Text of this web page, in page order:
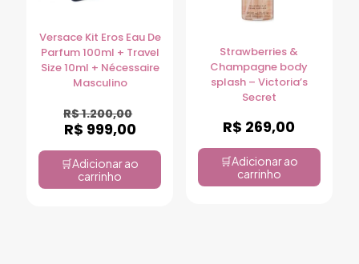
Versace Kit Eros Eau De
Parfum 100ml + Travel
Size 10ml + Nécessaire
Masculino
R$1.200,00
R$ 999,00
Adicionar ao
carrinho
Strawberries &
Champagne body
splash – Victoria’s
Secret
R$ 269,00
Adicionar ao
carrinho